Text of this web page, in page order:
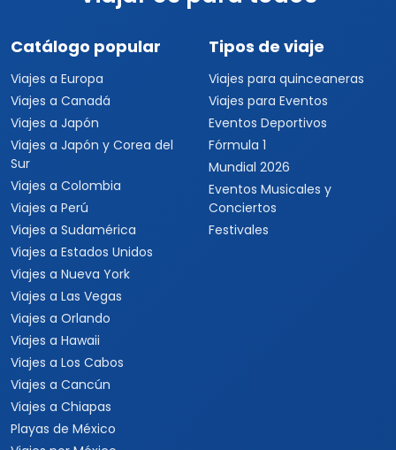
Viajar es para todos
Catálogo popular
Viajes a Europa
Viajes a Canadá
Viajes a Japón
Viajes a Japón y Corea del
Sur
Viajes a Colombia
Viajes a Perú
Viajes a Sudamérica
Viajes a Estados Unidos
Viajes a Nueva York
Tipos de viaje
Viajes para quinceaneras